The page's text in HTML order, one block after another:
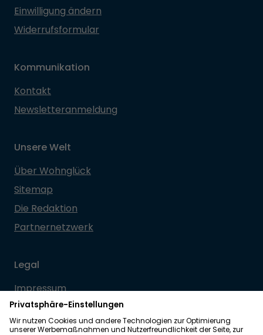
Einwilligung ändern
Widerrufsformular
Kommunikation
Kontakt
Newsletteranmeldung
Unsere Welt
Über Wohnglück
Sitemap
Die Redaktion
Partnernetzwerk
Legal
Impressum
Datenschutz
Allgemeine Geschäftsbedingungen